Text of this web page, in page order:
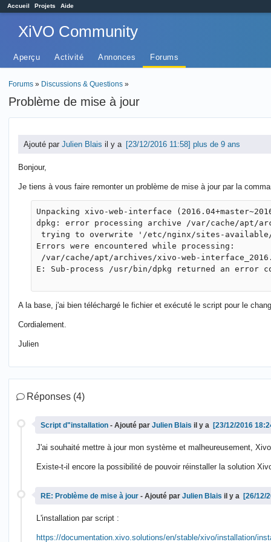
Accueil Projets Aide
XiVO Community
Aperçu Activité Annonces Forums
Forums » Discussions & Questions »
Problème de mise à jour
Ajouté par Julien Blais il y a plus de 9 ans
Bonjour,
Je tiens à vous faire remonter un problème de mise à jour par la
Unpacking xivo-web-interface
dpkg: error processing archive /var/cache/apt/
trying to overwrite '/etc/nginx/sites-available/
Errors were encountered while processing:
/var/cache/apt/archives/xivo-web-
E: Sub-process /usr/bin/dpkg returned an error
A la base, j'ai bien téléchargé le fichier et exécuté le script pour le
Cordialement.
Julien
Réponses (4)
Script d"installation - Ajouté par Julien Blais il y a
J'ai souhaité mettre à jour mon système et malheureusement,
Existe-t-il encore la possibilité de pouvoir réinstaller la solution
RE: Problème de mise à jour - Ajouté par Julien Blais il y a
L'installation par script :
https://documentation.xivo.solutions/en/stable/xivo/installation/